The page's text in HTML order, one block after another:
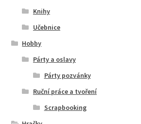
Knihy
Učebnice
Hobby
Párty a oslavy
Párty pozvánky
Ruční práce a tvoření
Scrapbooking